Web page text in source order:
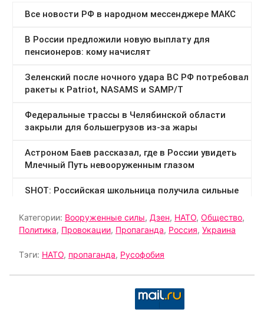
Категории: Вооруженные силы, Дзен, НАТО, Общество,
Политика, Провокации, Пропаганда, Россия, Украина
Тэги: НАТО, пропаганда, Русофобия